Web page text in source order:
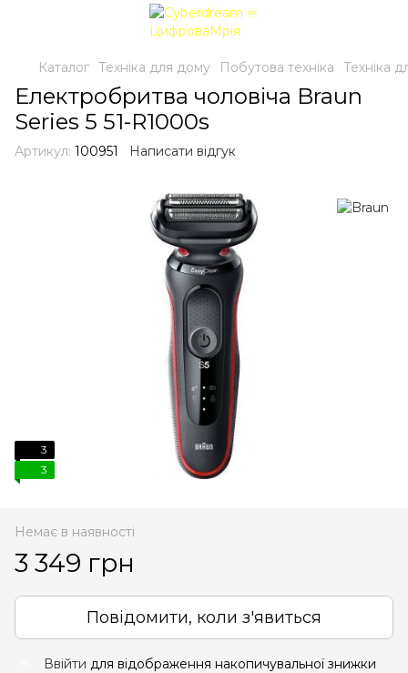
Каталог Техніка для дому Побутова техніка Техніка
Електробритва чоловіча Braun
Series 5 51-R1000s
Артикул: 100951 Написати відгук
3
3
Немає в наявності
3 349 грн
Повідомити, коли з'явиться
Ввійти для відображення накопичувальної знижки